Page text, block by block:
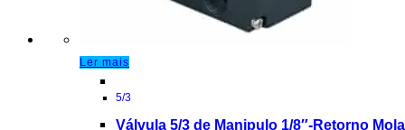
Ler mais
5/3
Válvula 5/3 de Manipulo 1/8″-Retorno